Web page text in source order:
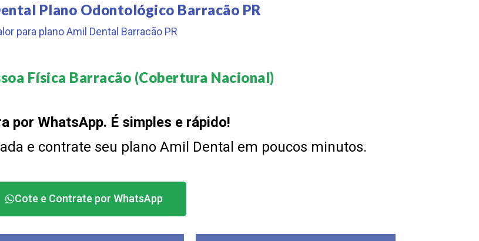
Plano Odontológico Barracão PR
para plano Amil Dental Barracão PR
Física Barracão (Cobertura Nacional)​
por WhatsApp. É simples e rápido!
e contrate seu plano Amil Dental em poucos minutos.
Cote e Contrate por WhatsApp